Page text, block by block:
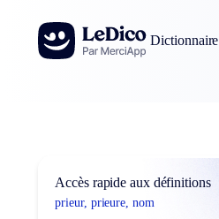
Aller au contenu
Dictionnaire
Accès rapide aux définitions
prieur, prieure, nom